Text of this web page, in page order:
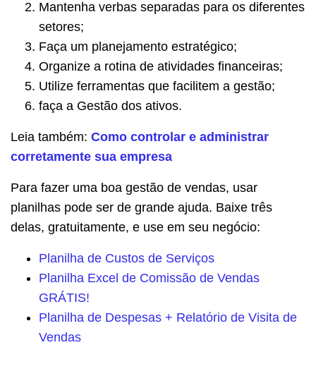
Mantenha verbas separadas para os diferentes
setores;
Faça um planejamento estratégico;
Organize a rotina de atividades financeiras;
Utilize ferramentas que facilitem a gestão;
faça a Gestão dos ativos.
Leia também: Como controlar e administrar
corretamente sua empresa
Para fazer uma boa gestão de vendas, usar
planilhas pode ser de grande ajuda. Baixe três
delas, gratuitamente, e use em seu negócio:
Planilha de Custos de Serviços
Planilha Excel de Comissão de Vendas
GRÁTIS!
Planilha de Despesas + Relatório de Visita de
Vendas